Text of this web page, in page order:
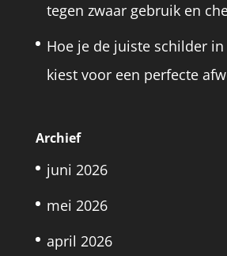
tegen zwaar gebruik en
Hoe je de juiste schilder
kiest voor een perfecte
Archief
juni 2026
mei 2026
april 2026